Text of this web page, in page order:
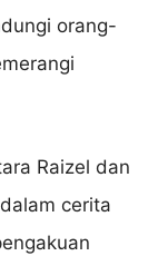
orang-
Raizel dan
cerita